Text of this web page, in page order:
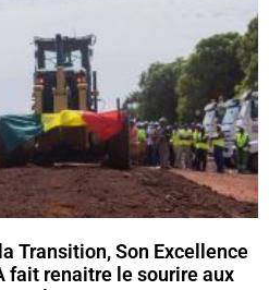
Transition, Son Excellence
fait renaitre le sourire aux